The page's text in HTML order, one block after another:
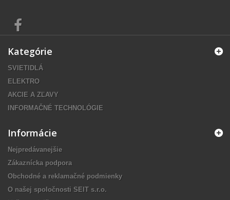
Kategórie
SVIETIDLÁ
ELEKTRO
AKCIE A ZĽAVY
INFORMAČNÉ TECHNOLÓGIE
Informácie
Nejpredávanejšie
Zákaznícka podpora
Obchodné a reklamačné podmienky
O našej spoločnosti SEIT s.r.o.